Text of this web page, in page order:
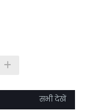
सभी देखें